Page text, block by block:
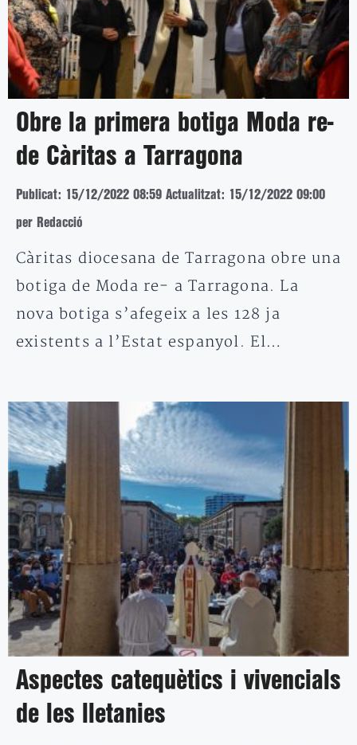
Obre la primera botiga Moda re-
de Càritas a Tarragona
Publicat: 15/12/2022 08:59 Actualitzat: 15/12/2022 09:00
per Redacció
Càritas diocesana de Tarragona obre una
botiga de Moda re- a Tarragona. La
nova botiga s’afegeix a les 128 ja
existents a l’Estat espanyol. El…
Aspectes catequètics i vivencials
de les lletanies